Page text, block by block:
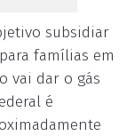
subsidiar
famílias em
vai dar o gás
é